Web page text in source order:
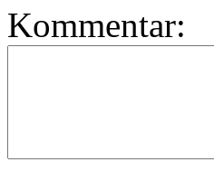
Kommentar: